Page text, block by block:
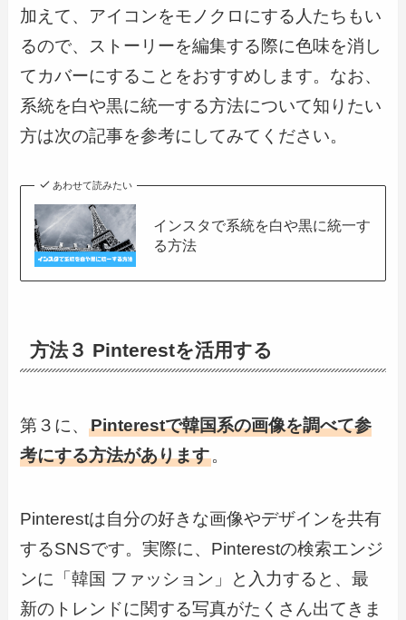
加えて、アイコンをモノクロにする人たちもい
るので、ストーリーを編集する際に色味を消し
てカバーにすることをおすすめします。なお、
系統を白や黒に統一する方法について知りたい
方は次の記事を参考にしてみてください。
あわせて読みたい
インスタで系統を白や黒に統一す
る方法
方法３ Pinterestを活用する
第３に、Pinterestで韓国系の画像を調べて参
考にする方法があります。
Pinterestは自分の好きな画像やデザインを共有
するSNSです。実際に、Pinterestの検索エンジ
ンに「韓国 ファッション」と入力すると、最
新のトレンドに関する写真がたくさん出てきま